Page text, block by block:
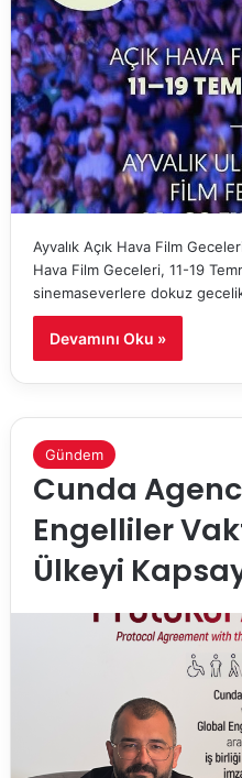
Ayvalık Açık Hava Film
Hava Film Geceleri, 11-19
sinemaseverlere dokuz
Devamını Oku »
Gündem
Cunda
Engelliler
Ülkeyi